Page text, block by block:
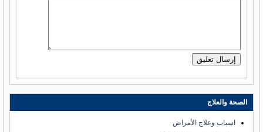
الصحة والعلاج
اسباب وعلاج الأمراض